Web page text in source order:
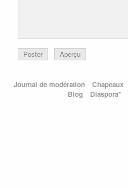
Poster Aperçu
Journal de modération Chapeaux
Blog
Diaspora*